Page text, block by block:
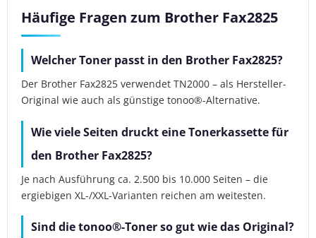
Häufige Fragen zum Brother Fax2825
Welcher Toner passt in den Brother Fax2825?
Der Brother Fax2825 verwendet TN2000 – als Hersteller-
Original wie auch als günstige tonoo®-Alternative.
Wie viele Seiten druckt eine Tonerkassette für
den Brother Fax2825?
Je nach Ausführung ca. 2.500 bis 10.000 Seiten – die
ergiebigen XL-/XXL-Varianten reichen am weitesten.
Sind die tonoo®-Toner so gut wie das Original?